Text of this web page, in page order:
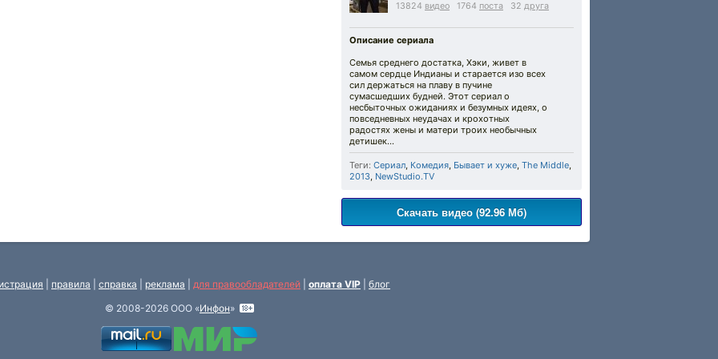
13824 видео 1764 поста 32 друга
Описание сериала
Семья среднего достатка, Хэки, живет в
самом сердце Индианы и старается изо всех
сил держаться на плаву в пучине
сумасшедших будней. Этот сериал о
несбыточных ожиданиях и безумных идеях, о
повседневных неудачах и крохотных
радостях жены и матери троих необычных
детишек…
Теги: Сериал, Комедия, Бывает и хуже, The Middle,
2013, NewStudio.TV
Скачать видео (92.96 Мб)
правила справка реклама для правообладателей оплата VIP
блог
© 2008-2026 ООО «Инфон»